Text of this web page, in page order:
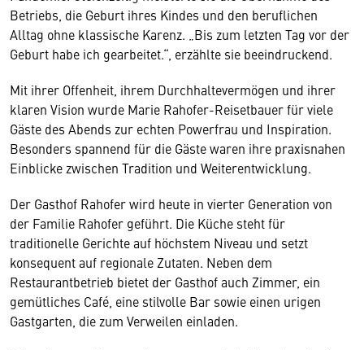
Betriebs, die Geburt ihres Kindes und den beruflichen
Alltag ohne klassische Karenz. „Bis zum letzten Tag vor der
Geburt habe ich gearbeitet.“, erzählte sie beeindruckend.
Mit ihrer Offenheit, ihrem Durchhaltevermögen und ihrer
klaren Vision wurde Marie Rahofer-Reisetbauer für viele
Gäste des Abends zur echten Powerfrau und Inspiration.
Besonders spannend für die Gäste waren ihre praxisnahen
Einblicke zwischen Tradition und Weiterentwicklung.
Der Gasthof Rahofer wird heute in vierter Generation von
der Familie Rahofer geführt. Die Küche steht für
traditionelle Gerichte auf höchstem Niveau und setzt
konsequent auf regionale Zutaten. Neben dem
Restaurantbetrieb bietet der Gasthof auch Zimmer, ein
gemütliches Café, eine stilvolle Bar sowie einen urigen
Gastgarten, die zum Verweilen einladen.